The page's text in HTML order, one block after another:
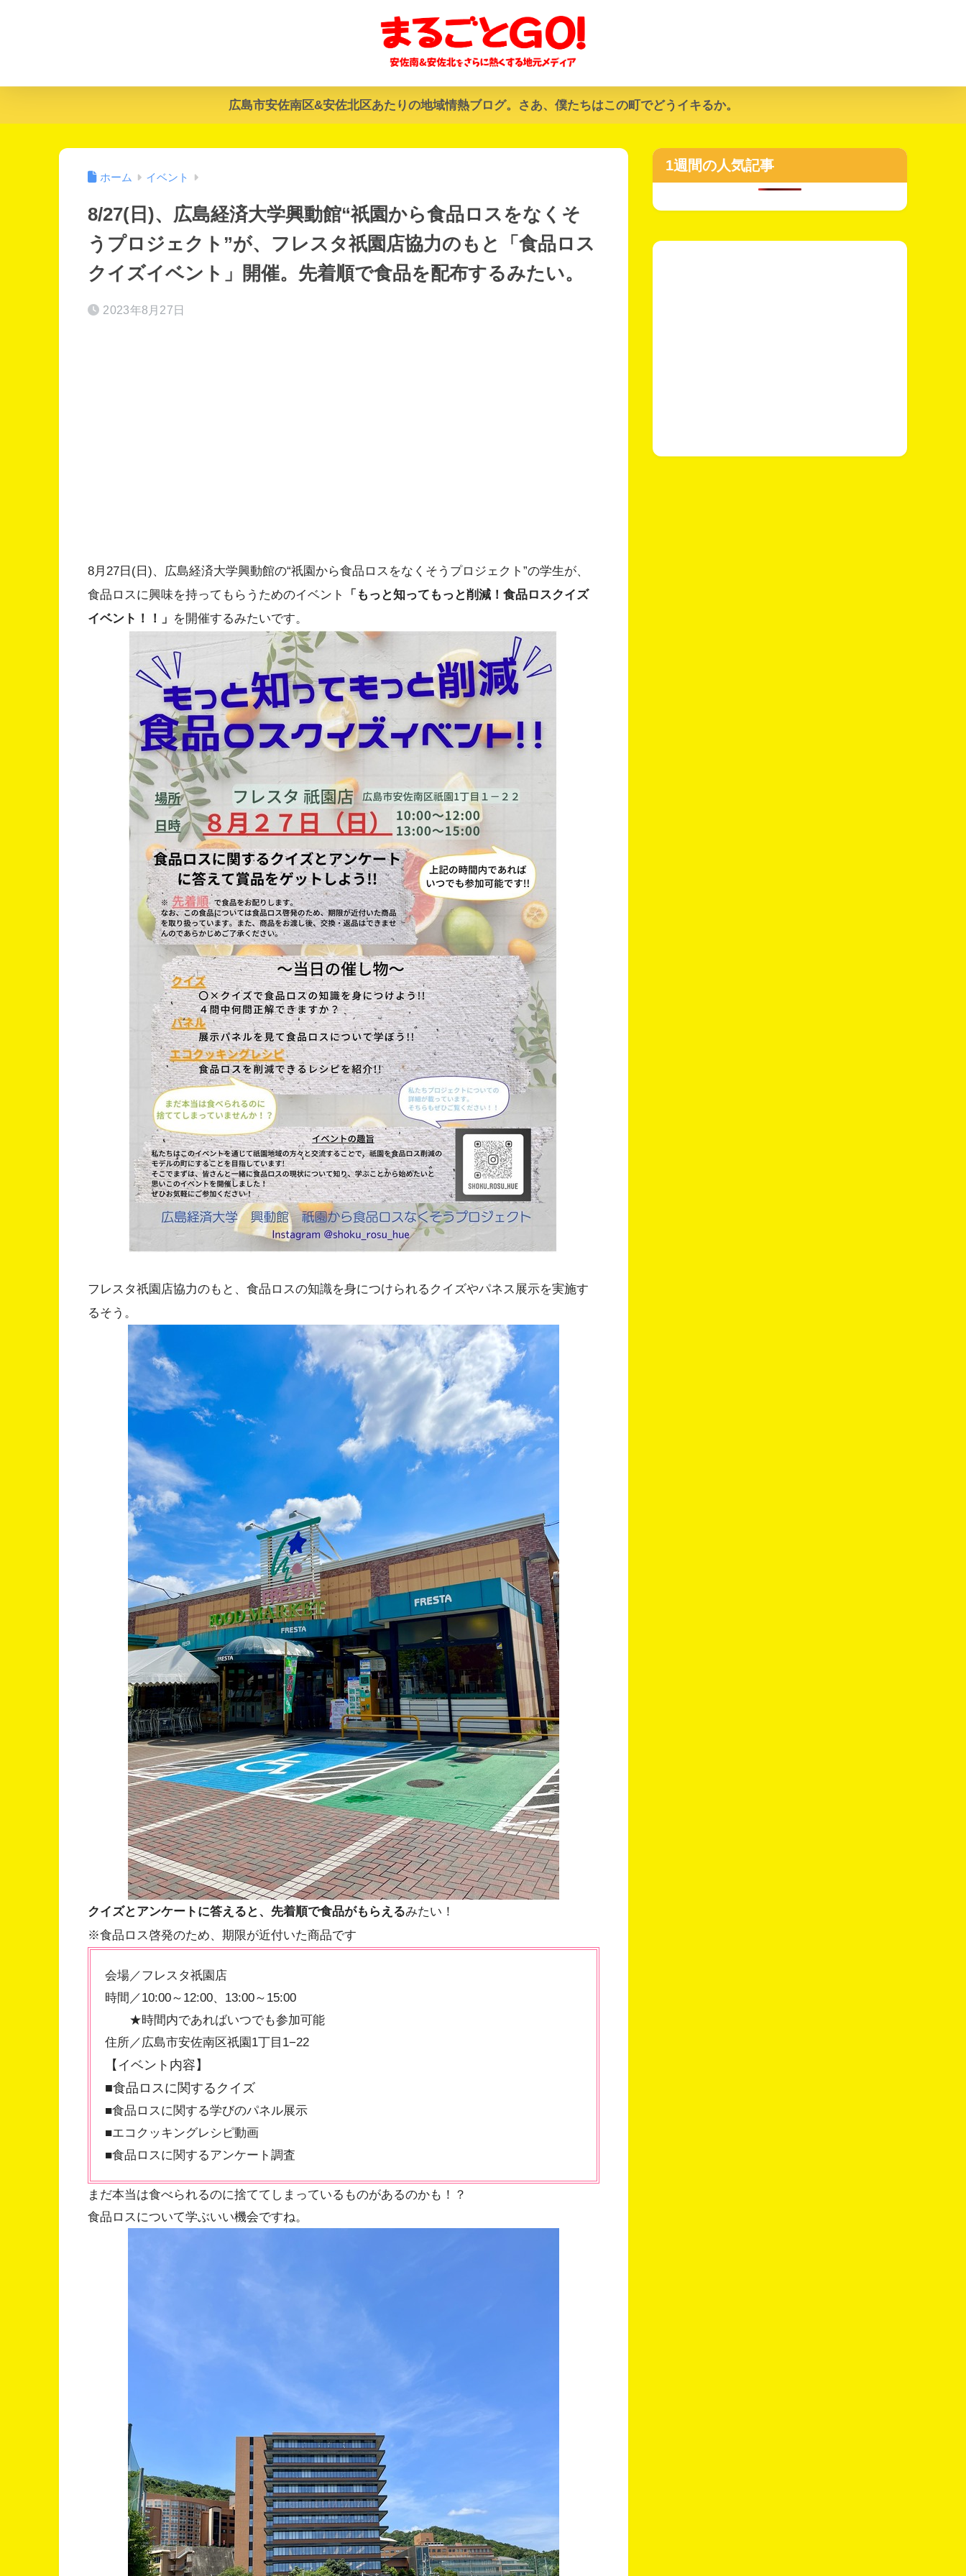
広島市安佐南区&安佐北区あたりの地域情熱ブログ。さあ、僕たちはこの町でどうイキるか。
ホーム イベント
8/27(日)、広島経済大学興動館“祇園から食品ロスをなくそ
うプロジェクト”が、フレスタ祇園店協力のもと「食品ロス
クイズイベント」開催。先着順で食品を配布するみたい。
2023年8月27日
8月27日(日)、広島経済大学興動館の“祇園から食品ロスをなくそうプロジェクト”の学生が、
食品ロスに興味を持ってもらうためのイベント
「もっと知ってもっと削減！食品ロスクイズ
イベント！！」 を開催するみたいです。
フレスタ祇園店協力のもと、食品ロスの知識を身につけられるクイズやパネス展示を実施す
るそう。
クイズとアンケートに答えると、先着順で食品がもらえるみたい！
※食品ロス啓発のため、期限が近付いた商品です
会場／フレスタ祇園店
時間／10:00～12:00、13:00～15:00
★時間内であればいつでも参加可能
住所／広島市安佐南区祇園1丁目1−22
【イベント内容】
■食品ロスに関するクイズ
■食品ロスに関する学びのパネル展示
■エコクッキングレシピ動画
■食品ロスに関するアンケート調査
まだ本当は食べられるのに捨ててしまっているものがあるのかも！？
食品ロスについて学ぶいい機会ですね。
1週間の人気記事